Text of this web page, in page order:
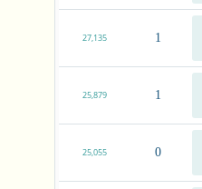
1
27,135
1
25,879
0
25,055